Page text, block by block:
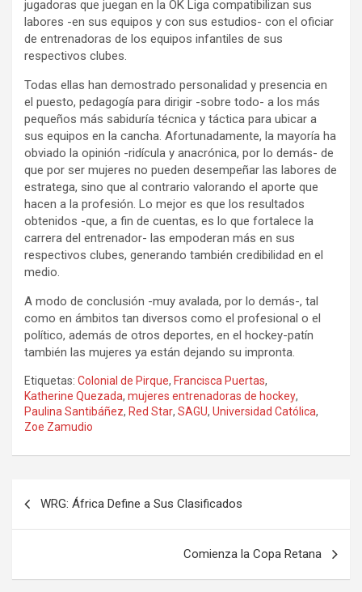
jugadoras que juegan en la OK Liga compatibilizan sus
labores -en sus equipos y con sus estudios- con el oficiar
de entrenadoras de los equipos infantiles de sus
respectivos clubes.
Todas ellas han demostrado personalidad y presencia en
el puesto, pedagogía para dirigir -sobre todo- a los más
pequeños más sabiduría técnica y táctica para ubicar a
sus equipos en la cancha. Afortunadamente, la mayoría ha
obviado la opinión -ridícula y anacrónica, por lo demás- de
que por ser mujeres no pueden desempeñar las labores de
estratega, sino que al contrario valorando el aporte que
hacen a la profesión. Lo mejor es que los resultados
obtenidos -que, a fin de cuentas, es lo que fortalece la
carrera del entrenador- las empoderan más en sus
respectivos clubes, generando también credibilidad en el
medio.
A modo de conclusión -muy avalada, por lo demás-, tal
como en ámbitos tan diversos como el profesional o el
político, además de otros deportes, en el hockey-patín
también las mujeres ya están dejando su impronta.
Etiquetas: Colonial de Pirque, Francisca Puertas,
Katherine Quezada, mujeres entrenadoras de hockey,
Paulina Santibáñez, Red Star, SAGU, Universidad Católica,
Zoe Zamudio
Navegación
WRG: África Define a Sus Clasificados
Comienza la Copa Retana